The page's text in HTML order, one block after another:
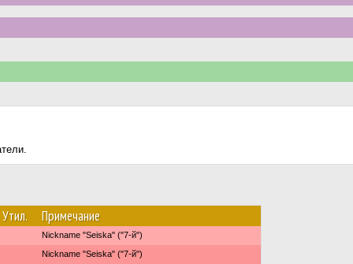
Утил. Примечание
Nickname "Seiska" ("7-й")
Nickname "Seiska" ("7-й")